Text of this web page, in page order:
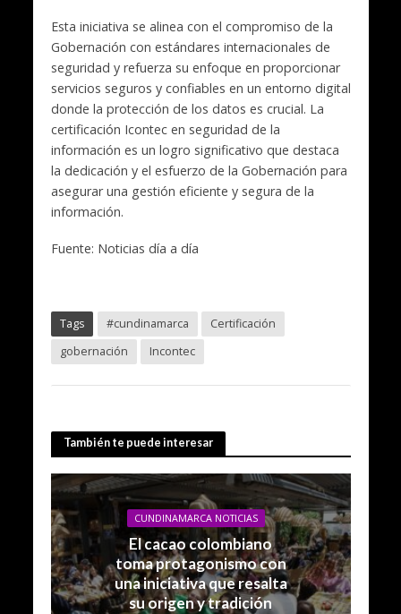
Esta iniciativa se alinea con el compromiso de la
Gobernación con estándares internacionales de
seguridad y refuerza su enfoque en proporcionar
servicios seguros y confiables en un entorno digital
donde la protección de los datos es crucial. La
certificación Icontec en seguridad de la
información es un logro significativo que destaca
la dedicación y el esfuerzo de la Gobernación para
asegurar una gestión eficiente y segura de la
información.
Fuente: Noticias día a día
Tags #cundinamarca
Certificación
gobernación
Incontec
También te puede interesar
CUNDINAMARCA NOTICIAS
El cacao colombiano
toma protagonismo con
una iniciativa que resalta
su origen y tradición